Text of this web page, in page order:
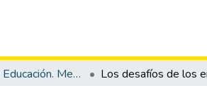
Maestría en Educación. Mención Tecnología e Innovación Educativa